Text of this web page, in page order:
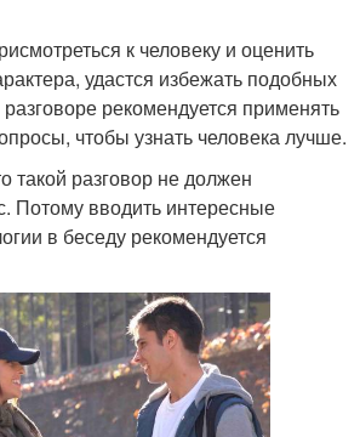
к человеку и оценить
удастся избежать подобных
рекомендуется применять
чтобы узнать человека лучше.
такой разговор не должен
Потому вводить интересные
в беседу рекомендуется